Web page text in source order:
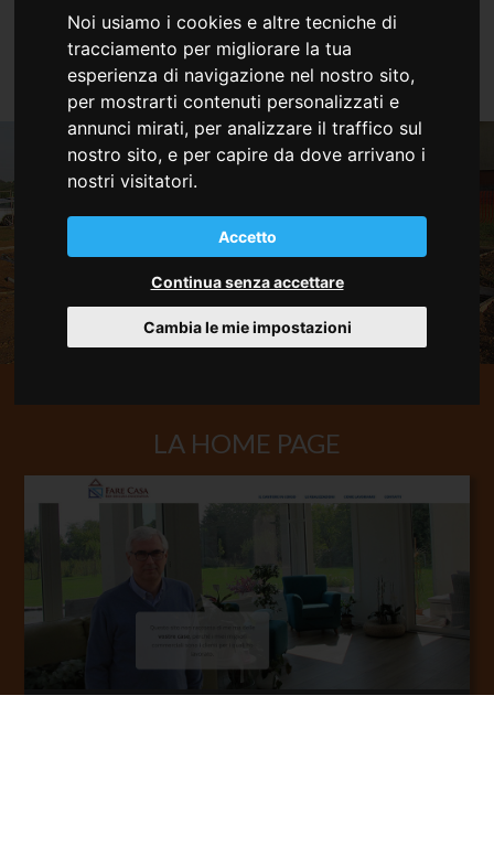
Noi usiamo i cookies e altre tecniche di
tracciamento per migliorare la tua
esperienza di navigazione nel nostro sito,
per mostrarti contenuti personalizzati e
annunci mirati, per analizzare il traffico sul
nostro sito, e per capire da dove arrivano i
nostri visitatori.
Accetto
Continua senza accettare
Cambia le mie impostazioni
principi di bioedilizia. Tutte le costruzioni sono
antisismiche ed energeticamente certificate.
LA HOME PAGE